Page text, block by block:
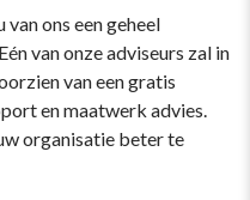
ons een geheel
van onze adviseurs zal in
van een gratis
en maatwerk advies.
organisatie beter te